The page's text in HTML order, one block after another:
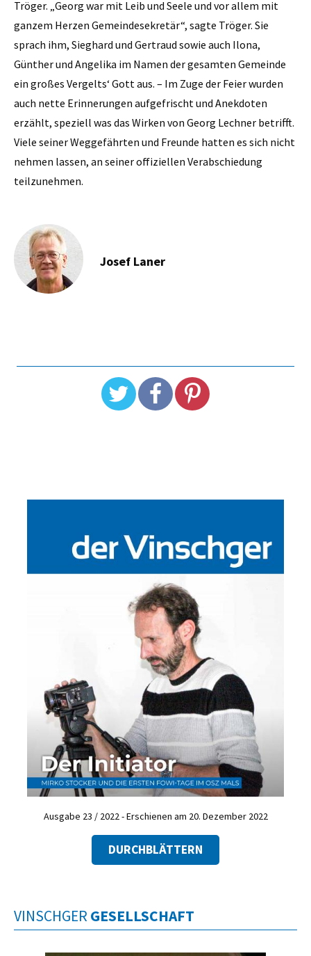
Tröger. „Georg war mit Leib und Seele und vor allem mit
ganzem Herzen Gemeindesekretär“, sagte Tröger. Sie
sprach ihm, Sieghard und Gertraud sowie auch Ilona,
Günther und Angelika im Namen der gesamten Gemeinde
ein großes Vergelts‘ Gott aus. – Im Zuge der Feier wurden
auch nette Erinnerungen aufgefrischt und Anekdoten
erzählt, speziell was das Wirken von Georg Lechner betrifft.
Viele seiner Weggefährten und Freunde hatten es sich nicht
nehmen lassen, an seiner offiziellen Verabschiedung
teilzunehmen.
Josef Laner
Ausgabe 23 / 2022 - Erschienen am 20. Dezember 2022
DURCHBLÄTTERN
VINSCHGER GESELLSCHAFT